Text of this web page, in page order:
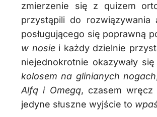
zmierzenie się z quizem
przystąpili do
posługującego się poprawną
w nosiei każdy dzielnie
niejednokrotnie okazywały
kolosem na glinianych nogach
Alfą i Omegą, czasem wręcz
jedyne słuszne wyjście to